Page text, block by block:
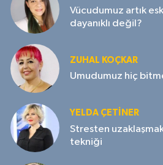
Vücudumuz artık
dayanıklı değil?
ZUHAL KOÇKAR
Umudumuz hiç
YELDA ÇETİNER
Stresten
tekniği